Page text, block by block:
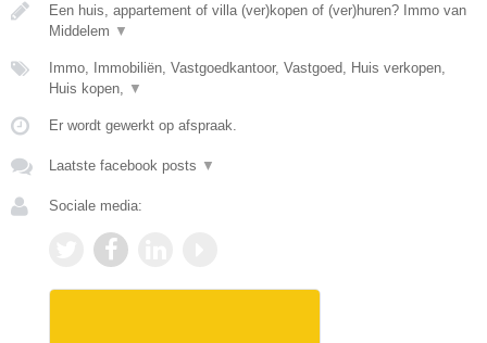
Een huis, appartement of villa (ver)kopen of (ver)huren? Immo van
Middelem ▼
Immo, Immobiliën, Vastgoedkantoor, Vastgoed, Huis verkopen,
Huis kopen,
▼
Er wordt gewerkt op afspraak.
Laatste facebook posts ▼
Sociale media: